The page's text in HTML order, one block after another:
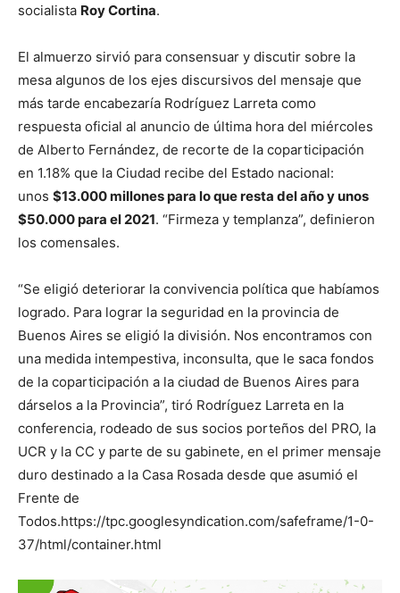
socialista Roy Cortina.
El almuerzo sirvió para consensuar y discutir sobre la
mesa algunos de los ejes discursivos del mensaje que
más tarde encabezaría Rodríguez Larreta como
respuesta oficial al anuncio de última hora del miércoles
de Alberto Fernández, de recorte de la coparticipación
en 1.18% que la Ciudad recibe del Estado nacional:
unos $13.000 millones para lo que resta del año y unos
$50.000 para el 2021. “Firmeza y templanza”, definieron
los comensales.
“Se eligió deteriorar la convivencia política que habíamos
logrado. Para lograr la seguridad en la provincia de
Buenos Aires se eligió la división. Nos encontramos con
una medida intempestiva, inconsulta, que le saca fondos
de la coparticipación a la ciudad de Buenos Aires para
dárselos a la Provincia”, tiró Rodríguez Larreta en la
conferencia, rodeado de sus socios porteños del PRO, la
UCR y la CC y parte de su gabinete, en el primer mensaje
duro destinado a la Casa Rosada desde que asumió el
Frente de
Todos.https://tpc.googlesyndication.com/safeframe/1-0-
37/html/container.html